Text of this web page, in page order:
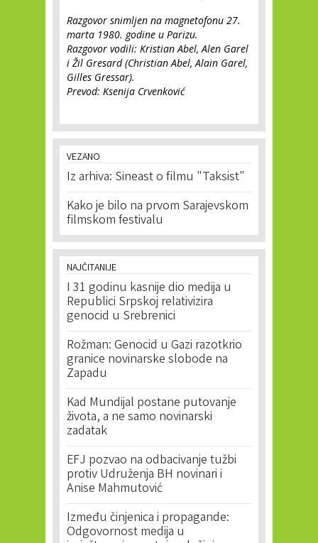
Razgovor snimljen na magnetofonu 27.
marta 1980. godine u Parizu.
Razgovor vodili: Kristian Abel, Alen Garel
i Žil Gresard (Christian Abel, Alain Garel,
Gilles Gressar).
Prevod: Ksenija Crvenković
VEZANO
Iz arhiva: Sineast o filmu "Taksist"
Kako je bilo na prvom Sarajevskom
filmskom festivalu
NAJČITANIJE
I 31 godinu kasnije dio medija u
Republici Srpskoj relativizira
genocid u Srebrenici
Rožman: Genocid u Gazi razotkrio
granice novinarske slobode na
Zapadu
Kad Mundijal postane putovanje
života, a ne samo novinarski
zadatak
EFJ pozvao na odbacivanje tužbi
protiv Udruženja BH novinari i
Anise Mahmutović
Između činjenica i propagande:
Odgovornost medija u